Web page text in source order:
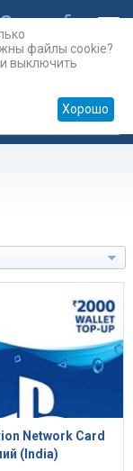
Prepaid
Network Card
(India)
файлы cookie?
выключить
Хорошо